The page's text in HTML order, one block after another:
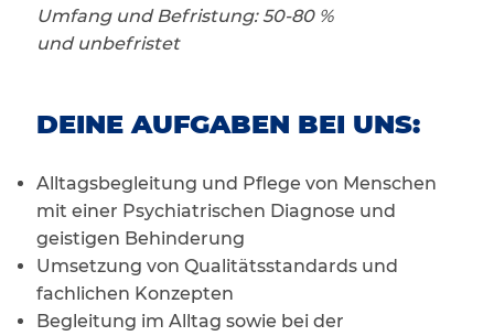
Umfang und Befristung: 50-80 %
und unbefristet
DEINE AUFGABEN BEI UNS:
Alltagsbegleitung und Pflege von Menschen
mit einer Psychiatrischen Diagnose und
geistigen Behinderung
Umsetzung von Qualitätsstandards und
fachlichen Konzepten
Begleitung im Alltag sowie bei der